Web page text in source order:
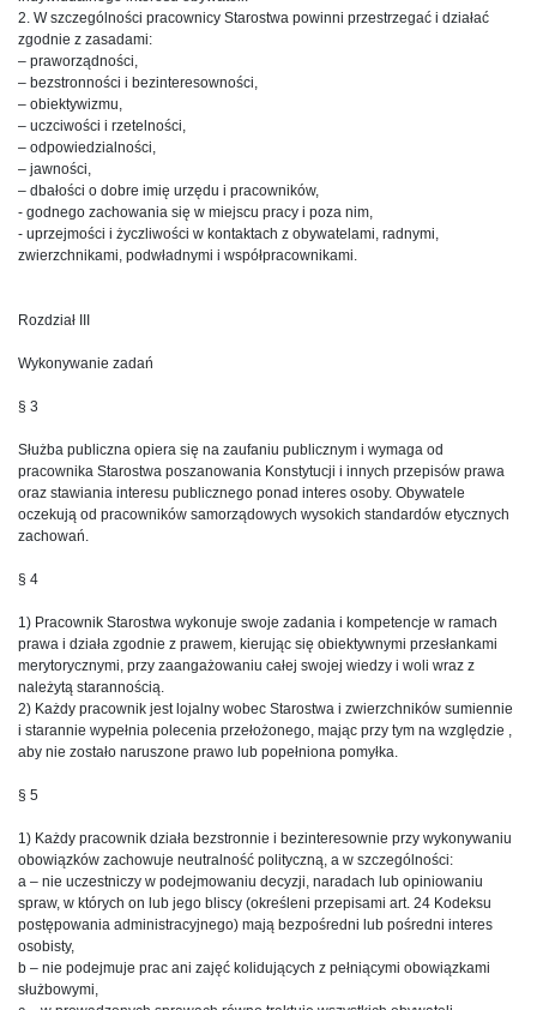
2. W szczególności pracownicy Starostwa powinni przestrzegać i działać
zgodnie z zasadami:
– praworządności,
– bezstronności i bezinteresowności,
– obiektywizmu,
– uczciwości i rzetelności,
– odpowiedzialności,
– jawności,
– dbałości o dobre imię urzędu i pracowników,
- godnego zachowania się w miejscu pracy i poza nim,
- uprzejmości i życzliwości w kontaktach z obywatelami, radnymi,
zwierzchnikami, podwładnymi i współpracownikami.
Rozdział III
Wykonywanie zadań
§ 3
Służba publiczna opiera się na zaufaniu publicznym i wymaga od
pracownika Starostwa poszanowania Konstytucji i innych przepisów prawa
oraz stawiania interesu publicznego ponad interes osoby. Obywatele
oczekują od pracowników samorządowych wysokich standardów etycznych
zachowań.
§ 4
1) Pracownik Starostwa wykonuje swoje zadania i kompetencje w ramach
prawa i działa zgodnie z prawem, kierując się obiektywnymi przesłankami
merytorycznymi, przy zaangażowaniu całej swojej wiedzy i woli wraz z
należytą starannością.
2) Każdy pracownik jest lojalny wobec Starostwa i zwierzchników sumiennie
i starannie wypełnia polecenia przełożonego, mając przy tym na względzie ,
aby nie zostało naruszone prawo lub popełniona pomyłka.
§ 5
1) Każdy pracownik działa bezstronnie i bezinteresownie przy wykonywaniu
obowiązków zachowuje neutralność polityczną, a w szczególności:
a – nie uczestniczy w podejmowaniu decyzji, naradach lub opiniowaniu
spraw, w których on lub jego bliscy (określeni przepisami art. 24 Kodeksu
postępowania administracyjnego) mają bezpośredni lub pośredni interes
osobisty,
b – nie podejmuje prac ani zajęć kolidujących z pełniącymi obowiązkami
służbowymi,